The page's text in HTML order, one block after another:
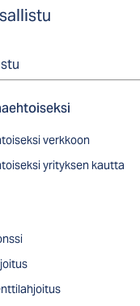
verkkoon
yrityksen kautta